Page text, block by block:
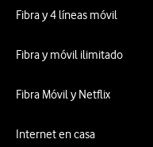
Fibra y 4 líneas móvil
Fibra y móvil ilimitado
Fibra Móvil y Netflix
Internet en casa